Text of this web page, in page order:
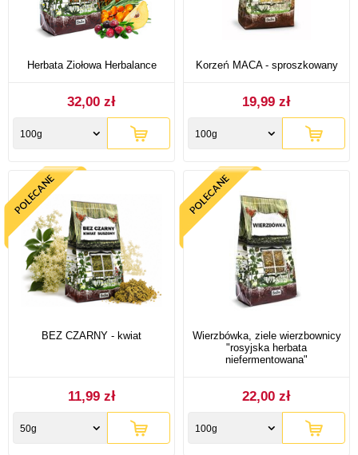
Herbata Ziołowa Herbalance
32,00 zł
100g
Korzeń MACA - sproszkowany
19,99 zł
100g
BEZ CZARNY - kwiat
11,99 zł
50g
Wierzbówka, ziele wierzbownicy
"rosyjska herbata
niefermentowana"
22,00 zł
100g